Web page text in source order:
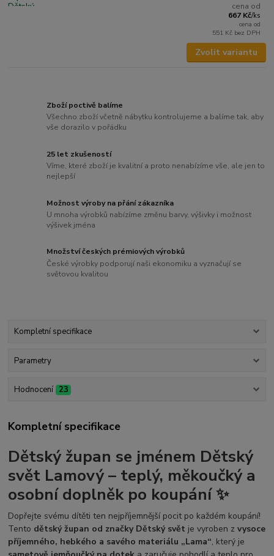
cena od
667 Kč/ks
cena od
551 Kč bez DPH
Zvolit variantu
Zboží poctivě balíme
Všechno zboží včetně nábytku kontrolujeme a balíme tak, aby
vše dorazilo v pořádku
25 let zkušeností
Víme, které zboží je kvalitní a proto nenabízíme vše, ale jen to
nejlepší
Možnost výroby na přání zákazníka
U mnoha výrobků nabízíme změnu barvy, výšivky i možnost
výšivek jména
Množství českých prémiových výrobků
České výrobky podporují naši ekonomiku a vyznačují se
světovou kvalitou
Kompletní specifikace
Parametry
Hodnocení 23
Kompletní specifikace
Dětský župan se jménem Dětský
svět Lamový– teplý, měkoučký a
osobní doplněk po koupání ✨
Dopřejte svému dítěti ten nejpříjemnější pocit po každém koupání!
Tento dětský župan od značky Dětský svět je vyroben zvysoce
příjemného, hebkého a savého materiálu „Lama“, který je